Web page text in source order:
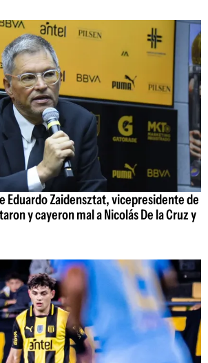
Eduardo Zaidensztat, vicepresidente de
y cayeron mal a Nicolás De la Cruz y